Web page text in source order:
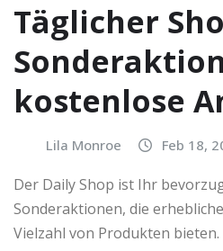
Täglicher
kostenlose
Lila Monroe Feb 18,
Der Daily Shop ist Ihr
Sonderaktionen, die
Vielzahl von Produkten